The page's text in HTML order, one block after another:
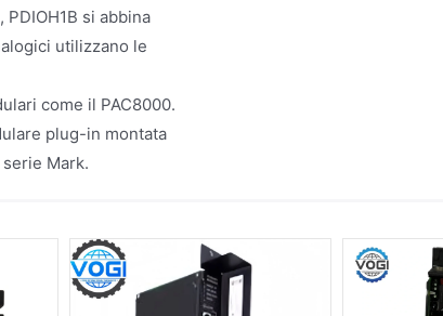
si abbina
utilizzano le
come il PAC8000.
plug-in montata
Mark.